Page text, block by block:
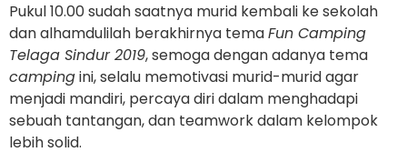
Pukul 10.00 sudah saatnya murid kembali ke sekolah
dan alhamdulilah berakhirnya temaFun Camping
Telaga Sindur 2019, semoga dengan adanya tema
campingini, selalu memotivasi murid-murid agar
menjadi mandiri, percaya diri dalam menghadapi
sebuah tantangan, dan teamwork dalam kelompok
lebih solid.